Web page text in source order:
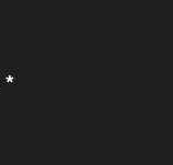
*